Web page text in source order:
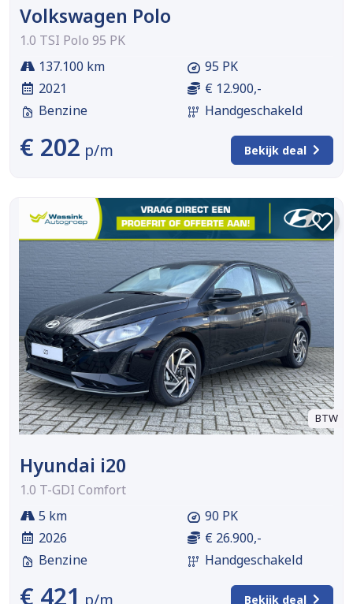
Volkswagen Polo
1.0 TSI Polo 95 PK
137.100 km
2021
Benzine
95 PK
€ 12.900,-
Handgeschakeld
€ 202 p/m Bekijk deal
BTW
Hyundai i20
1.0 T-GDI Comfort
5 km
2026
Benzine
90 PK
€ 26.900,-
Handgeschakeld
€ 421 p/m Bekijk deal